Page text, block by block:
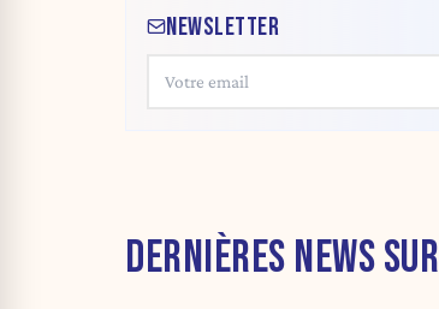
NEWSLETTER
DERNIÈRES NEWS SUR